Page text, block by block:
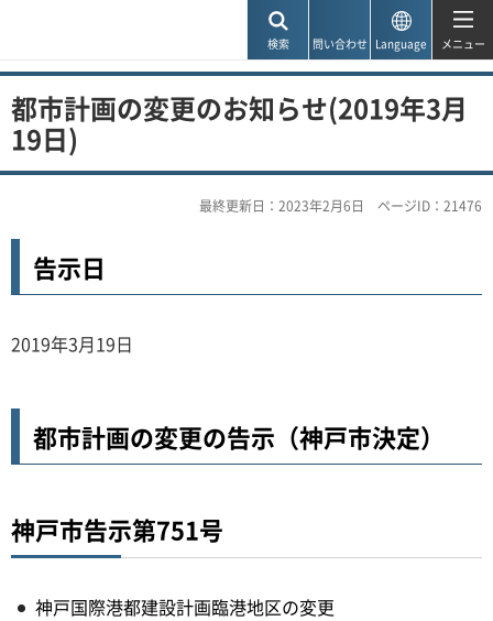
検索 問い合わせ Language メニュー
都市計画の変更のお知らせ(2019年3月
19日)
最終更新日：2023年2月6日 ページID：21476
告示日
2019年3月19日
都市計画の変更の告示（神戸市決定）
神戸市告示第751号
神戸国際港都建設計画臨港地区の変更